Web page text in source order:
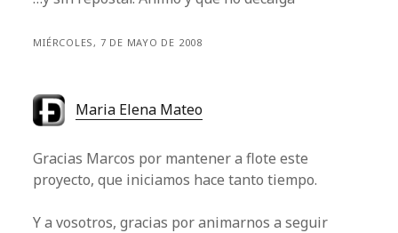
MIÉRCOLES, 7 DE MAYO DE 2008
Maria Elena Mateo
Gracias Marcos por mantener a flote este
proyecto, que iniciamos hace tanto tiempo.
Y a vosotros, gracias por animarnos a seguir